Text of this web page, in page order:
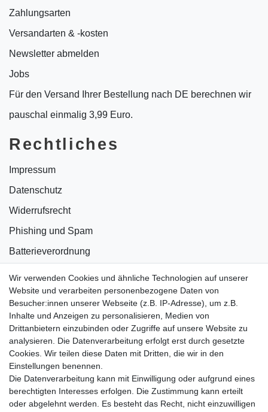
Wir verwenden Cookies und ähnliche Technologien auf unserer
Website und verarbeiten personenbezogene Daten von
Besucher:innen unserer Webseite (z.B. IP-Adresse), um z.B.
Inhalte und Anzeigen zu personalisieren, Medien von
Drittanbietern einzubinden oder Zugriffe auf unsere Website zu
analysieren. Die Datenverarbeitung erfolgt erst durch gesetzte
Cookies. Wir teilen diese Daten mit Dritten, die wir in den
Einstellungen benennen.
Die Datenverarbeitung kann mit Einwilligung oder aufgrund eines
berechtigten Interesses erfolgen. Die Zustimmung kann erteilt
oder abgelehnt werden. Es besteht das Recht, nicht einzuwilligen
Zahlungsarten
Versandarten & -kosten
Newsletter abmelden
Jobs
Für den Versand Ihrer Bestellung nach DE berechnen wir
pauschal einmalig 3,99 Euro.
Rechtliches
Impressum
Datenschutz
Widerrufsrecht
Phishing und Spam
Batterieverordnung
Bildnachweise
AGB
Vertrag widerrufen
B2BKunden
Zum Händlerbereich